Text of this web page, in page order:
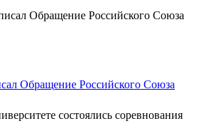
Обращение Российского Союза